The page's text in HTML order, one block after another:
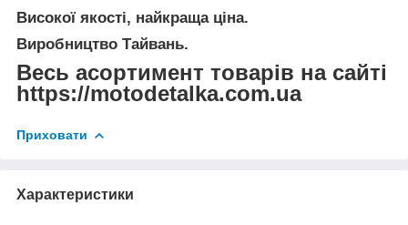
Високої якості, найкраща ціна.
Виробництво Тайвань.
Весь асортимент товарів на сайті
https://motodetalka.com.ua
Приховати
Характеристики